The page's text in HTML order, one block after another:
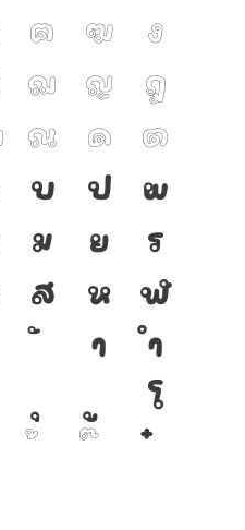
ฅ ฆ
ง
ฌ ญ
ฎ
ณ ด ต
บ ป ผ
ม ย
ร
ส ห ฬ
า
ำ
โ